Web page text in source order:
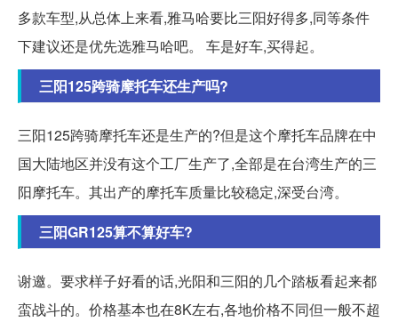
多款车型,从总体上来看,雅马哈要比三阳好得多,同等条件
下建议还是优先选雅马哈吧。 车是好车,买得起。
三阳125跨骑摩托车还生产吗?
三阳125跨骑摩托车还是生产的?但是这个摩托车品牌在中
国大陆地区并没有这个工厂生产了,全部是在台湾生产的三
阳摩托车。其出产的摩托车质量比较稳定,深受台湾。
三阳GR125算不算好车?
谢邀。要求样子好看的话,光阳和三阳的几个踏板看起来都
蛮战斗的。价格基本也在8K左右,各地价格不同但一般不超